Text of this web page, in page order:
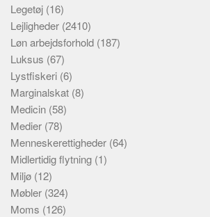
Legetøj (16)
Lejligheder (2410)
Løn arbejdsforhold (187)
Luksus (67)
Lystfiskeri (6)
Marginalskat (8)
Medicin (58)
Medier (78)
Menneskerettigheder (64)
Midlertidig flytning (1)
Miljø (12)
Møbler (324)
Moms (126)